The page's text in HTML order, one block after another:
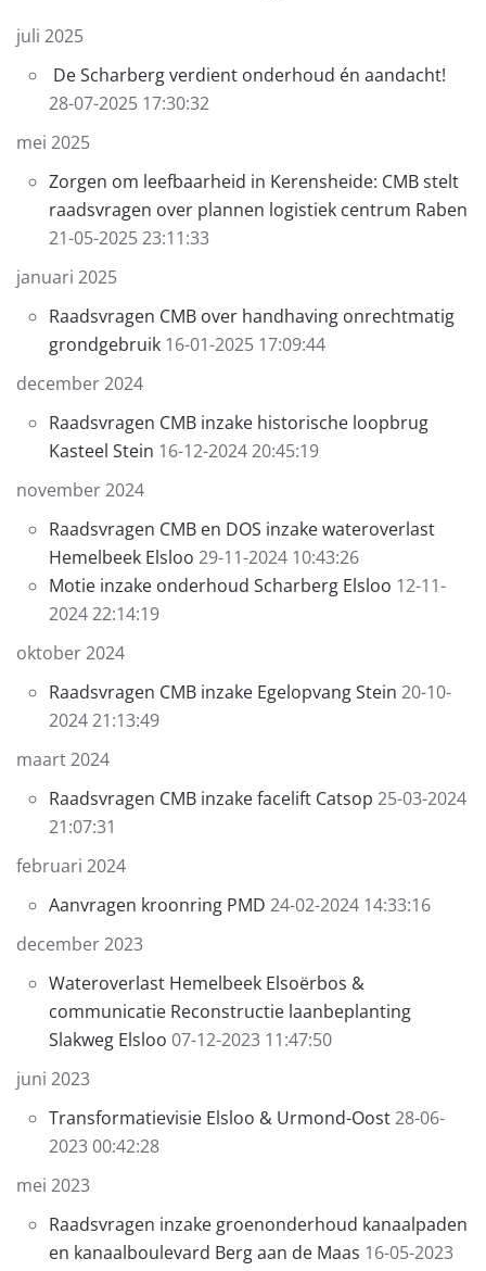
juli 2025
De Scharberg verdient onderhoud én aandacht!
28-07-2025 17:30:32
mei 2025
Zorgen om leefbaarheid in Kerensheide: CMB stelt
raadsvragen over plannen logistiek centrum Raben
21-05-2025 23:11:33
januari 2025
Raadsvragen CMB over handhaving onrechtmatig
grondgebruik 16-01-2025 17:09:44
december 2024
Raadsvragen CMB inzake historische loopbrug
Kasteel Stein 16-12-2024 20:45:19
november 2024
Raadsvragen CMB en DOS inzake wateroverlast
Hemelbeek Elsloo 29-11-2024 10:43:26
Motie inzake onderhoud Scharberg Elsloo 12-11-
2024 22:14:19
oktober 2024
Raadsvragen CMB inzake Egelopvang Stein 20-10-
2024 21:13:49
maart 2024
Raadsvragen CMB inzake facelift Catsop 25-03-2024
21:07:31
februari 2024
Aanvragen kroonring PMD 24-02-2024 14:33:16
december 2023
Wateroverlast Hemelbeek Elsoërbos &
communicatie Reconstructie laanbeplanting
Slakweg Elsloo 07-12-2023 11:47:50
juni 2023
Transformatievisie Elsloo & Urmond-Oost28-06-
2023 00:42:28
mei 2023
Raadsvragen inzake groenonderhoud kanaalpaden
en kanaalboulevard Berg aan de Maas 16-05-2023